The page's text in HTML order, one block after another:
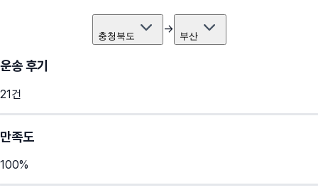
충청북도 → 부산
운송 후기
21건
만족도
100%